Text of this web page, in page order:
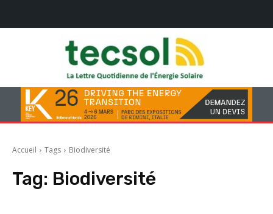
Accueil Tags Biodiversité
Tag: Biodiversité